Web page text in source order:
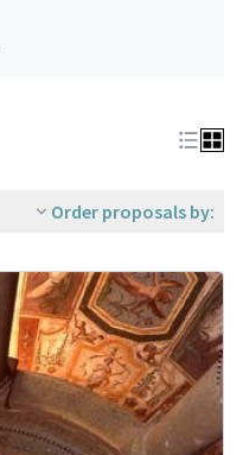
Order proposals by: